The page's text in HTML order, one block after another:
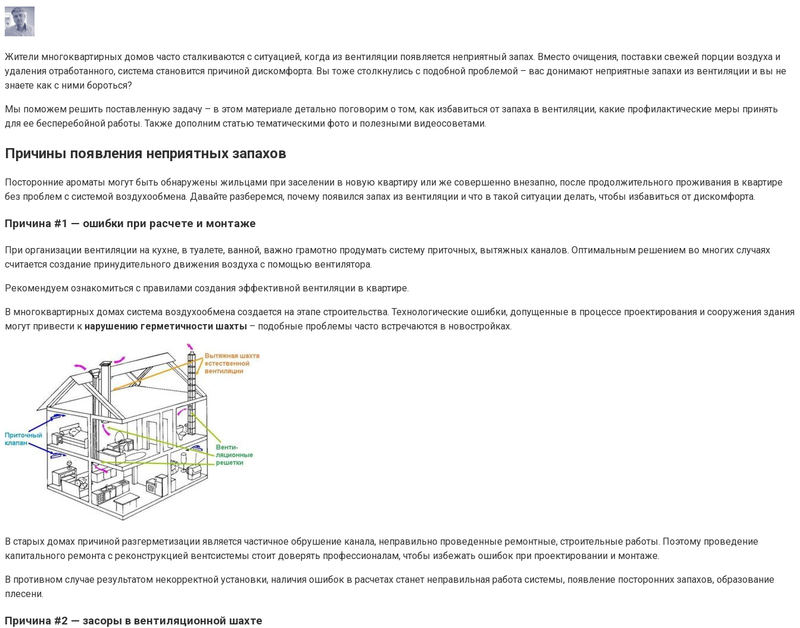
Жители многоквартирных домов часто сталкиваются с ситуацией, когда из вентиляции появляется неприятный запах. Вместо очищения, поставки свежей порции воздуха и
удаления отработанного, система становится причиной дискомфорта. Вы тоже столкнулись с подобной проблемой – вас донимают неприятные запахи из вентиляции и вы не
знаете как с ними бороться?
Мы поможем решить поставленную задачу – в этом материале детально поговорим о том, как избавиться от запаха в вентиляции, какие профилактические меры принять
для ее бесперебойной работы. Также дополним статью тематическими фото и полезными видеосоветами.
Причины появления неприятных запахов
Посторонние ароматы могут быть обнаружены жильцами при заселении в новую квартиру или же совершенно внезапно, после продолжительного проживания в квартире
без проблем с системой воздухообмена. Давайте разберемся, почему появился запах из вентиляции и что в такой ситуации делать, чтобы избавиться от дискомфорта.
Причина #1 — ошибки при расчете и монтаже
При организации вентиляции на кухне, в туалете, ванной, важно грамотно продумать систему приточных, вытяжных каналов. Оптимальным решением во многих случаях
считается создание принудительного движения воздуха с помощью вентилятора.
Рекомендуем ознакомиться с правилами создания эффективной вентиляции в квартире.
В многоквартирных домах система воздухообмена создается на этапе строительства. Технологические ошибки, допущенные в процессе проектирования и сооружения здания
могут привести к нарушению герметичности шахты – подобные проблемы часто встречаются в новостройках.
В старых домах причиной разгерметизации является частичное обрушение канала, неправильно проведенные ремонтные, строительные работы. Поэтому проведение
капитального ремонта с реконструкцией вентсистемы стоит доверять профессионалам, чтобы избежать ошибок при проектировании и монтаже.
В противном случае результатом некорректной установки, наличия ошибок в расчетах станет неправильная работа системы, появление посторонних запахов, образование
плесени.
Причина #2 — засоры в вентиляционной шахте